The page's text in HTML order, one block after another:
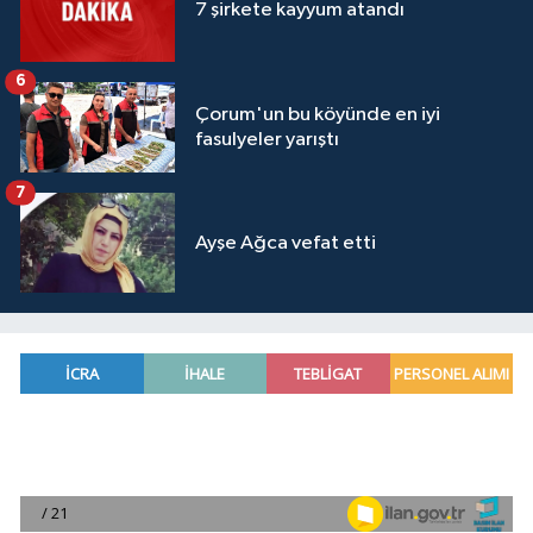
7 şirkete kayyum atandı
Çorum'un bu köyünde en iyi
fasulyeler yarıştı
6
Ayşe Ağca vefat etti
7